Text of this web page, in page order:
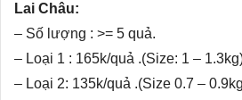
Lai Châu:
– Số lượng : >= 5 quả.
– Loại 1 : 165k/quả .(Size: 1 –
– Loại 2: 135k/quả .(Size 0.7 –